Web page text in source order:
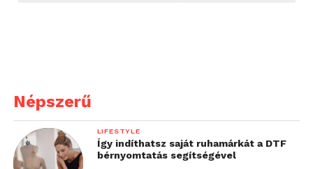
Népszerű
LIFESTYLE
Így indíthatsz saját ruhamárkát a DTF
bérnyomtatás segítségével